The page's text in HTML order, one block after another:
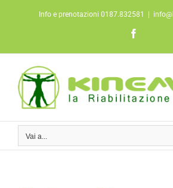
Info e prenotazioni 0187.832581
Vai a...